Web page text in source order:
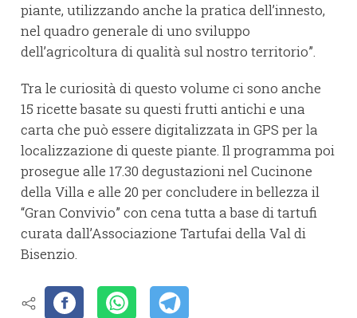
piante, utilizzando anche la pratica dell’innesto,
nel quadro generale di uno sviluppo
dell’agricoltura di qualità sul nostro territorio”.
Tra le curiosità di questo volume ci sono anche
15 ricette basate su questi frutti antichi e una
carta che può essere digitalizzata in GPS per la
localizzazione di queste piante. Il programma poi
prosegue alle 17.30 degustazioni nel Cucinone
della Villa e alle 20 per concludere in bellezza il
“Gran Convivio” con cena tutta a base di tartufi
curata dall’Associazione Tartufai della Val di
Bisenzio.